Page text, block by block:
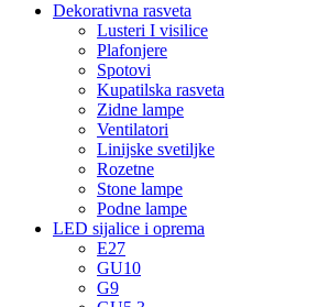
Dekorativna rasveta
Lusteri I visilice
Plafonjere
Spotovi
Kupatilska rasveta
Zidne lampe
Ventilatori
Linijske svetiljke
Rozetne
Stone lampe
Podne lampe
LED sijalice i oprema
E27
GU10
G9